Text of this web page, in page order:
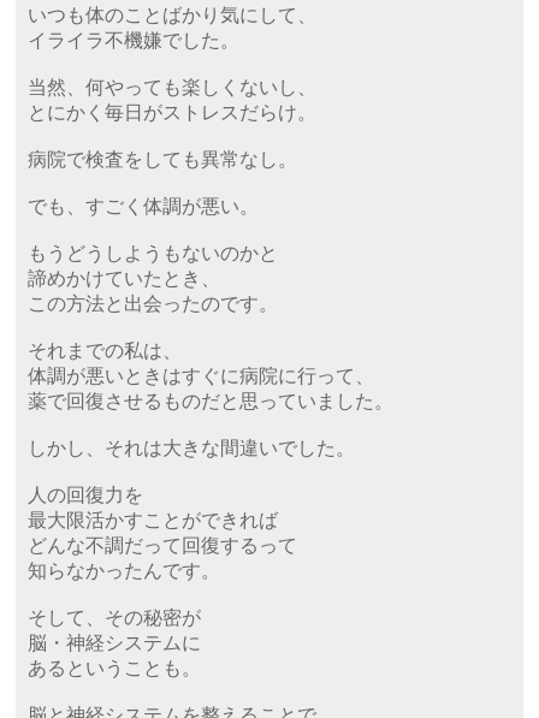
いつも体のことばかり気にして、
イライラ不機嫌でした。
当然、何やっても楽しくないし、
とにかく毎日がストレスだらけ。
病院で検査をしても異常なし。
でも、すごく体調が悪い。
もうどうしようもないのかと
諦めかけていたとき、
この方法と出会ったのです。
それまでの私は、
体調が悪いときはすぐに病院に行って、
薬で回復させるものだと思っていました。
しかし、それは大きな間違いでした。
人の回復力を
最大限活かすことができれば
どんな不調だって回復するって
知らなかったんです。
そして、その秘密が
脳・神経システムに
あるということも。